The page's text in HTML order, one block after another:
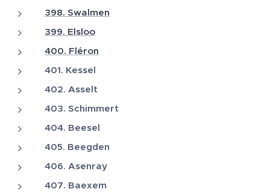
398. Swalmen
399. Elsloo
400. Fléron
401. Kessel
402. Asselt
403. Schimmert
404. Beesel
405. Beegden
406. Asenray
407. Baexem